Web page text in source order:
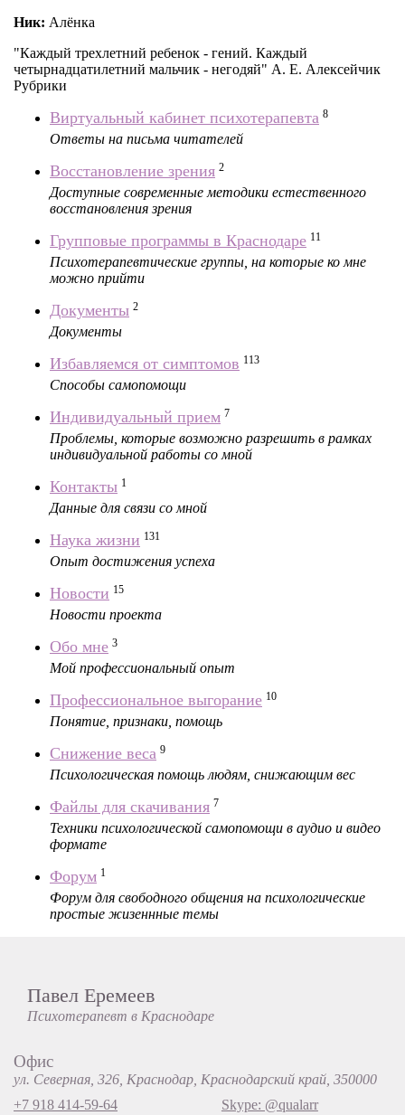
Ник: Алёнка
"Каждый трехлетний ребенок - гений. Каждый
четырнадцатилетний мальчик - негодяй" А. Е. Алексейчик
Рубрики
Виртуальный кабинет психотерапевта 8
Ответы на письма читателей
Восстановление зрения 2
Доступные современные методики естественного
восстановления зрения
Групповые программы в Краснодаре 11
Психотерапевтические группы, на которые ко мне
можно прийти
Документы 2
Документы
Избавляемся от симптомов 113
Способы самопомощи
Индивидуальный прием 7
Проблемы, которые возможно разрешить в рамках
индивидуальной работы со мной
Контакты 1
Данные для связи со мной
Наука жизни 131
Опыт достижения успеха
Новости 15
Новости проекта
Обо мне 3
Мой профессиональный опыт
Профессиональное выгорание 10
Понятие, признаки, помощь
Снижение веса 9
Психологическая помощь людям, снижающим вес
Файлы для скачивания 7
Техники психологической самопомощи в аудио и видео
формате
Форум 1
Форум для свободного общения на психологические
простые жизеннные темы
Павел Еремеев
Психотерапевт в Краснодаре
Офис
ул. Северная, 326, Краснодар, Краснодарский край, 350000
+7 918 414-59-64
Skype: @qualarr